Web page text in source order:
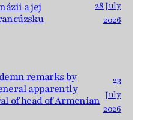
a jej
28 July
2026
remarks by
apparently
of head of Armenian
23
July
2026